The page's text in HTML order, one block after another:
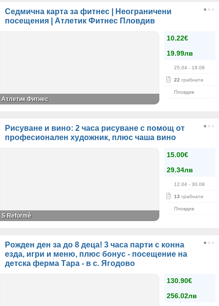
Седмична карта за фитнес | Неограничени
посещения | Атлетик Фитнес Пловдив
10.22€
19.99лв
25.04 - 19.08
22 грабнати
Пловдив
Атлетик Фитнес
Рисуване и вино: 2 часа рисуване с помощ от
професионален художник, плюс чаша вино
15.00€
29.34лв
12.04 - 30.09
13 грабнати
Пловдив
S Reformè
Рожден ден за до 8 деца! 3 часа парти с конна
езда, игри и меню, плюс бонус - посещение на
детска ферма Тара - в с. Ягодово
130.90€
256.02лв